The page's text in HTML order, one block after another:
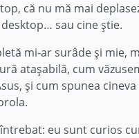
că nu mă mai
sau cine știe.
mi-ar surâde și mie,
atașabilă, cum
și cum spunea
eu sunt curios